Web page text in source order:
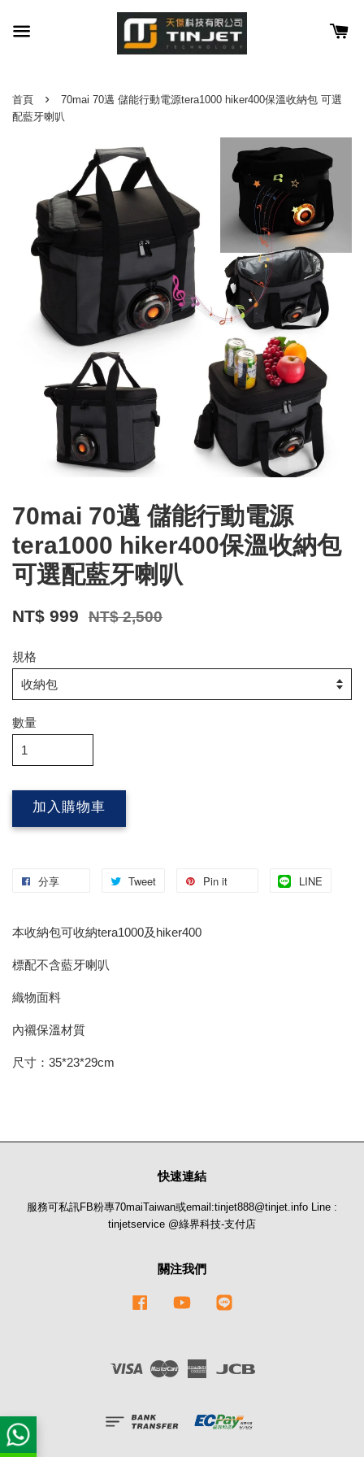
首頁 ›
70mai 70邁 儲能行動電源tera1000 hiker400保溫收納包 可選
配藍牙喇叭
70mai 70邁 儲能行動電源
tera1000 hiker400保溫收納包
可選配藍牙喇叭
NT$ 999 NT$ 2,500
規格
數量
加入購物車
分享 Tweet Pin it LINE
本收納包可收納tera1000及hiker400
標配不含藍牙喇叭
織物面料
內襯保溫材質
尺寸：35*23*29cm
快速連結
服務可私訊FB粉專70maiTaiwan或email:tinjet888@tinjet.info Line :
tinjetservice @綠界科技-支付店
關注我們
Facebook YouTube
Visa Master
American